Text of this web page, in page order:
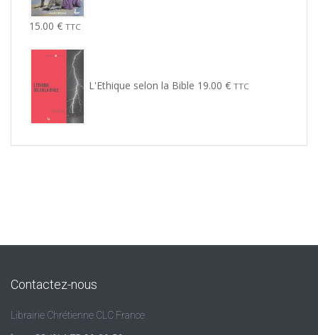
15.00 € TTC
L'Ethique selon la Bible 19.00 € TTC
Contactez-nous
Librairie Chrétienne CLC France